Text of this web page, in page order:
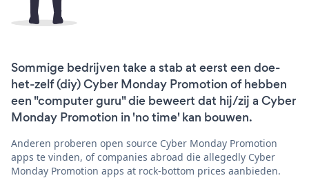
Sommige bedrijven take a stab at eerst een doe-
het-zelf (diy) Cyber Monday Promotion of hebben
een "computer guru" die beweert dat hij/zij a Cyber
Monday Promotion in 'no time' kan bouwen.
Anderen proberen open source Cyber Monday Promotion
apps te vinden, of companies abroad die allegedly Cyber
Monday Promotion apps at rock-bottom prices aanbieden.